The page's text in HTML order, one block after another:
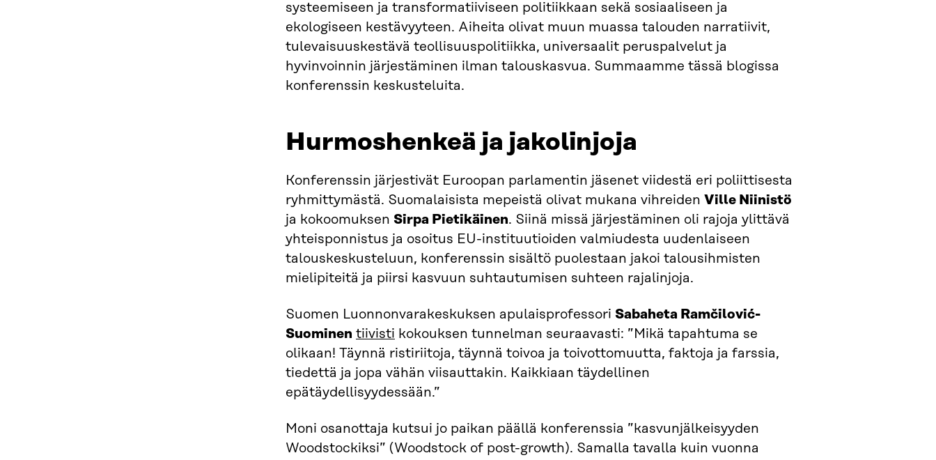
systeemiseen ja transformatiiviseen politiikkaan sekä sosiaaliseen ja
ekologiseen kestävyyteen. Aiheita olivat muun muassa talouden narratiivit,
tulevaisuuskestävä teollisuuspolitiikka, universaalit peruspalvelut ja
hyvinvoinnin järjestäminen ilman talouskasvua. Summaamme tässä blogissa
konferenssin keskusteluita.
Hurmoshenkeä ja jakolinjoja
Konferenssin järjestivät Euroopan parlamentin jäsenet viidestä eri poliittisesta
ryhmittymästä. Suomalaisista mepeistä olivat mukana vihreiden Ville Niinistö
ja kokoomuksen Sirpa Pietikäinen. Siinä missä järjestäminen oli rajoja ylittävä
yhteisponnistus ja osoitus EU-instituutioiden valmiudesta uudenlaiseen
talouskeskusteluun, konferenssin sisältö puolestaan jakoi talousihmisten
mielipiteitä ja piirsi kasvuun suhtautumisen suhteen rajalinjoja.
Suomen Luonnonvarakeskuksen apulaisprofessori Sabaheta Ramčilović-
Suominen tiivisti kokouksen tunnelman seuraavasti: ”Mikä tapahtuma se
olikaan! Täynnä ristiriitoja, täynnä toivoa ja toivottomuutta, faktoja ja farssia,
tiedettä ja jopa vähän viisauttakin. Kaikkiaan täydellinen
epätäydellisyydessään.”
Moni osanottaja kutsui jo paikan päällä konferenssia ”kasvunjälkeisyyden
Woodstockiksi” (Woodstock of post-growth). Samalla tavalla kuin vuonna